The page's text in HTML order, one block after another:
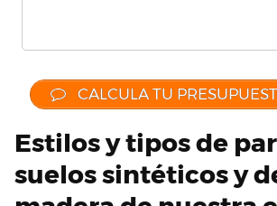
CALCULA TU
Estilos y tipos de
suelos sintéticos y